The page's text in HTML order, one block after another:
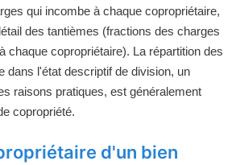
qui incombe à chaque copropriétaire,
des tantièmes (fractions des charges
chaque copropriétaire). La répartition des
dans l'état descriptif de division, un
raisons pratiques, est généralement
copropriété.
d'un bien